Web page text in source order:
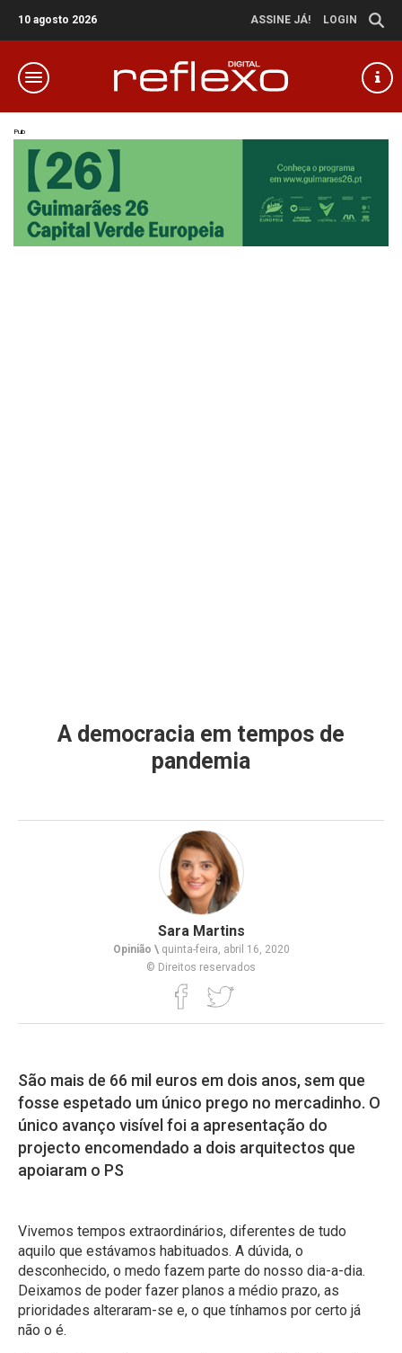
10 agosto 2026 ASSINE JÁ! LOGIN
Pub
A democracia em tempos de
pandemia
Sara Martins
Opinião \quinta-feira, abril 16, 2020
© Direitos reservados
São mais de 66 mil euros em dois anos, sem que
fosse espetado um único prego no mercadinho. O
único avanço visível foi a apresentação do
projecto encomendado a dois arquitectos que
apoiaram o PS
Vivemos tempos extraordinários, diferentes de tudo
aquilo que estávamos habituados. A dúvida, o
desconhecido, o medo fazem parte do nosso dia-a-dia.
Deixamos de poder fazer planos a médio prazo, as
prioridades alteraram-se e, o que tínhamos por certo já
não o é.